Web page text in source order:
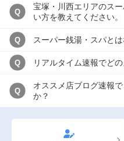
Q
宝塚・川西エリアのス
い方を教えてください。
Q スーパー銭湯・スパと
Q リアルタイム速報でど
Q
オススメ店ブログ速報
か？